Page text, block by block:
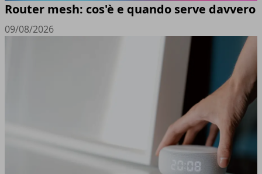
Router mesh: cos'è e quando serve davvero
09/08/2026